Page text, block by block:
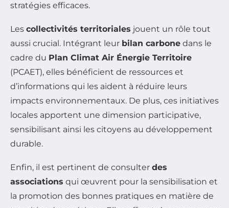
stratégies efficaces.
Les collectivités territoriales jouent un rôle tout
aussi crucial. Intégrant leur bilan carbone dans le
cadre du Plan Climat Air Énergie Territoire
(PCAET), elles bénéficient de ressources et
d’informations qui les aident à réduire leurs
impacts environnementaux. De plus, ces initiatives
locales apportent une dimension participative,
sensibilisant ainsi les citoyens au développement
durable.
Enfin, il est pertinent de consulter des
associations qui œuvrent pour la sensibilisation et
la promotion des bonnes pratiques en matière de